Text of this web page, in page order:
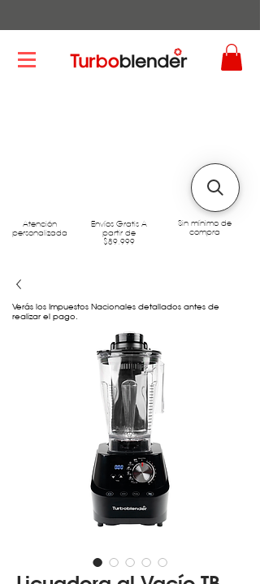
Atención
personalizada
Envíos Gratis A
partir de
$89.999
Sin mínimo de
compra
Verás los Impuestos Nacionales detallados antes de
realizar el pago.